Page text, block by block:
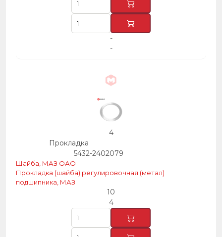
-
-
4
Прокладка
5432-2402079
Шайба, МАЗ ОАО
Прокладка (шайба) регулировочная (метал)
подшипника, МАЗ
10
4